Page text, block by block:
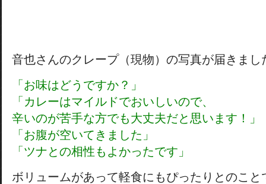
音也さんのクレープ（現物）の写真が届きまし
「お味はどうですか？」
「カレーはマイルドでおいしいので、
辛いのが苦手な方でも大丈夫だと思います！」
「お腹が空いてきました」
「ツナとの相性もよかったです」
ボリュームがあって軽食にもぴったりとのこと